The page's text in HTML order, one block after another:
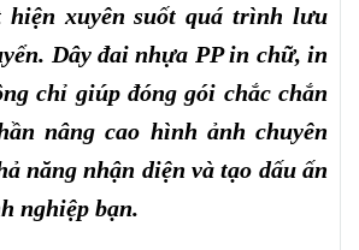
hiện xuyên suốt quá trình lưu
Dây đai nhựa PP in chữ, in
chỉ giúp đóng gói chắc chắn
nâng cao hình ảnh chuyên
năng nhận diện và tạo dấu ấn
nghiệp bạn.